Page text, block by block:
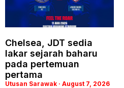
Chelsea, JDT sedia
lakar sejarah baharu
pada pertemuan
pertama
Utusan Sarawak August 7, 2026